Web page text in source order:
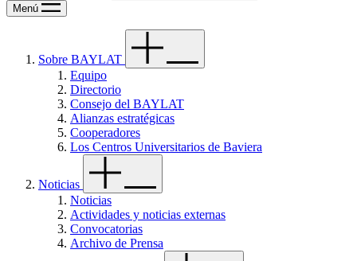
Menú
Sobre BAYLAT
Equipo
Directorio
Consejo del BAYLAT
Alianzas estratégicas
Cooperadores
Los Centros Universitarios de Baviera
Noticias
Noticias
Actividades y noticias externas
Convocatorias
Archivo de Prensa